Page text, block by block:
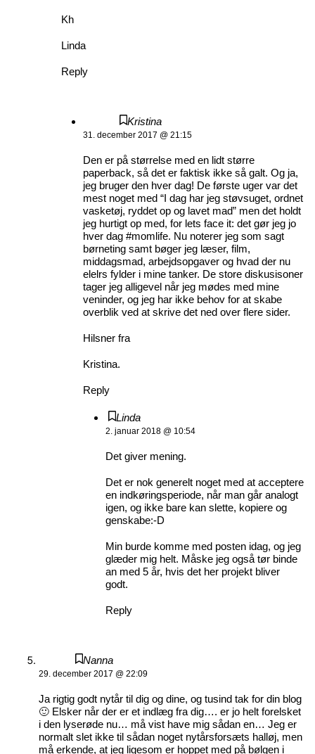
Kh
Linda
Reply
Kristina
31. december 2017 @ 21:15
Den er på størrelse med en lidt større
paperback, så det er faktisk ikke så galt. Og ja,
jeg bruger den hver dag! De første uger var det
mest noget med “I dag har jeg støvsuget, ordnet
vasketøj, ryddet op og lavet mad” men det holdt
jeg hurtigt op med, for lets face it: det gør jeg jo
hver dag #momlife. Nu noterer jeg som sagt
børneting samt bøger jeg læser, film,
middagsmad, arbejdsopgaver og hvad der nu
elelrs fylder i mine tanker. De store diskusisoner
tager jeg alligevel når jeg mødes med mine
veninder, og jeg har ikke behov for at skabe
overblik ved at skrive det ned over flere sider.
Hilsner fra
Kristina.
Reply
Linda
2. januar 2018 @ 10:54
Det giver mening.
Det er nok generelt noget med at acceptere
en indkøringsperiode, når man går analogt
igen, og ikke bare kan slette, kopiere og
genskabe:-D
Min burde komme med posten idag, og jeg
glæder mig helt. Måske jeg også tør binde
an med 5 år, hvis det her projekt bliver
godt.
Reply
Nanna
29. december 2017 @ 22:09
Ja rigtig godt nytår til dig og dine, og tusind tak for din blog
🙂 Elsker når der er et indlæg fra dig…. er jo helt forelsket
i den lyserøde nu… må vist have mig sådan en… Jeg er
normalt slet ikke til sådan noget nytårsforsæts halløj, men
må erkende, at jeg ligesom er hoppet med på bølgen i